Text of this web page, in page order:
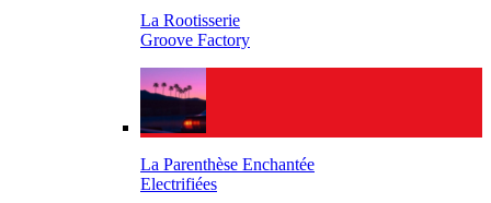
La Rootisserie
Groove Factory
La Parenthèse Enchantée
Electrifiées